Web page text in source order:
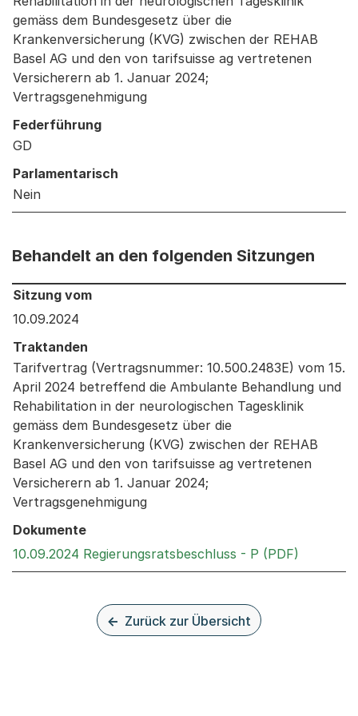
gemäss dem Bundesgesetz über die
Krankenversicherung (KVG) zwischen der REHAB
Basel AG und den von tarifsuisse ag vertretenen
Versicherern ab 1. Januar 2024;
Vertragsgenehmigung
Federführung
GD
Parlamentarisch
Nein
Behandelt an den folgenden Sitzungen
Behandelt an den folgenden Sitzungen: Informationen
Sitzung vom
10.09.2024
Traktanden
Tarifvertrag (Vertragsnummer: 10.500.2483E) vom 15.
April 2024 betreffend die Ambulante Behandlung und
Rehabilitation in der neurologischen Tagesklinik
gemäss dem Bundesgesetz über die
Krankenversicherung (KVG) zwischen der REHAB
Basel AG und den von tarifsuisse ag vertretenen
Versicherern ab 1. Januar 2024;
Vertragsgenehmigung
Dokumente
10.09.2024 Regierungsratsbeschluss - P (PDF)
Zurück zur Übersicht